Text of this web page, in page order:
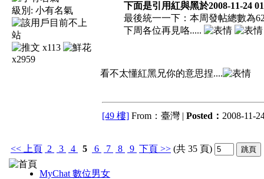
級別: 小有名氣
x113
x2959
下面是引用紅與黑於2008-11-24
最後統一一下：本周發帖總數為
下周各位再見咯.....
看不太懂紅黑兄你的意思捏....
[49 樓] From：臺灣 | Posted： 2008-11-
<< 上頁 2 3 4 5 6 7 8 9 下頁 >> (共 35 頁)
MyChat 數位男女